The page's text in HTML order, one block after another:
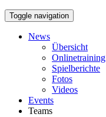
Toggle navigation
News
Übersicht
Onlinetraining
Spielberichte
Fotos
Videos
Events
Teams